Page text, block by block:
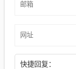
快捷回复：